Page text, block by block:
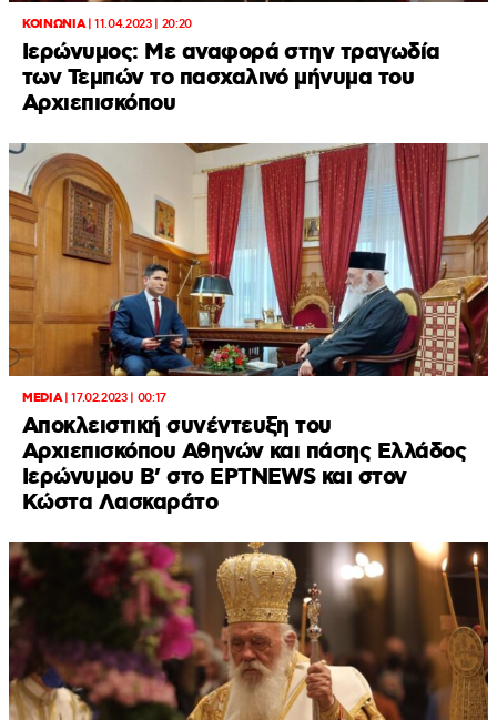
ΚΟΙΝΩΝΙΑ|11.04.2023 | 20:20
Ιερώνυμος: Με αναφορά στην τραγωδία
των Τεμπών το πασχαλινό μήνυμα του
Αρχιεπισκόπου
MEDIA|17.02.2023 | 00:17
Αποκλειστική συνέντευξη του
Αρχιεπισκόπου Αθηνών και πάσης Ελλάδος
Ιερώνυμου Β’ στο ΕΡΤNEWS και στον
Κώστα Λασκαράτο